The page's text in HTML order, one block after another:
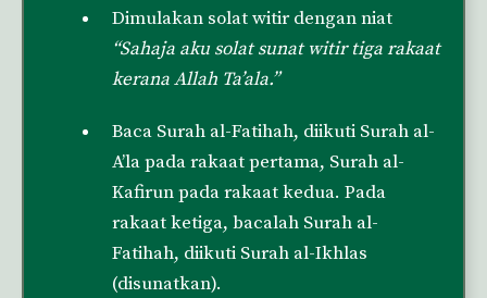
Dimulakan solat witir dengan niat
“Sahaja aku solat sunat witir tiga rakaat
kerana Allah Ta’ala.”
Baca Surah al-Fatihah, diikuti Surah al-
A’la pada rakaat pertama, Surah al-
Kafirun pada rakaat kedua. Pada
rakaat ketiga, bacalah Surah al-
Fatihah, diikuti Surah al-Ikhlas
(disunatkan).